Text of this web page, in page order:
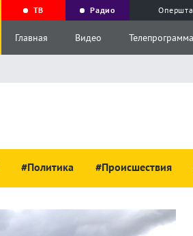
ТВ Радио
Главная Видео Телепрограмма
#Политика #Происшествия